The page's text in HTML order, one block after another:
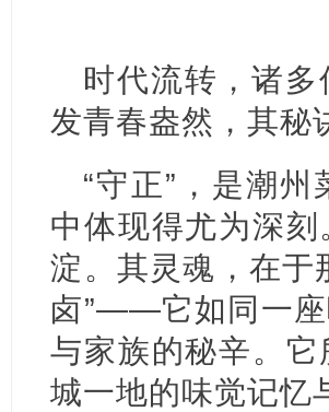
时代流转，诸
发青春盎然，其秘
“守正”，是潮
中体现得尤为深
淀。其灵魂，在于
卤”——它如同一座
与家族的秘辛。
城一地的味觉记忆